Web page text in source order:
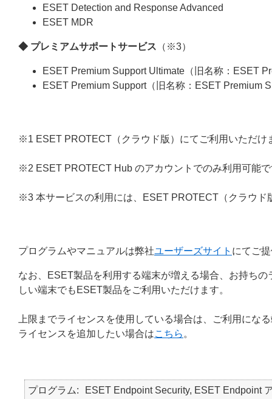
ESET Detection and Response Advanced
ESET MDR
◆ プレミアムサポートサービス （※3）
ESET Premium Support Ultimate（旧名称：ESET
ESET Premium Support（旧名称：ESET Premium
※1 ESET PROTECT（クラウド版）にてご利用いただけ
※2 ESET PROTECT Hub のアカウントでのみ利用可能
※3 本サービスの利用には、ESET PROTECT（クラウ
プログラムやマニュアルは弊社ユーザーズサイト にてご
なお、ESET製品を利用する端末が増える場合、お持ち
しい端末でもESET製品をご利用いただけます。
上限までライセンスを使用している場合は、ご利用にな
ライセンスを追加したい場合はこちら 。
プログラム
ESET Endpoint Security, ESET Endpoint